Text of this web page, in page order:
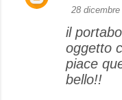
28
il
oggetto
piace
bello!!